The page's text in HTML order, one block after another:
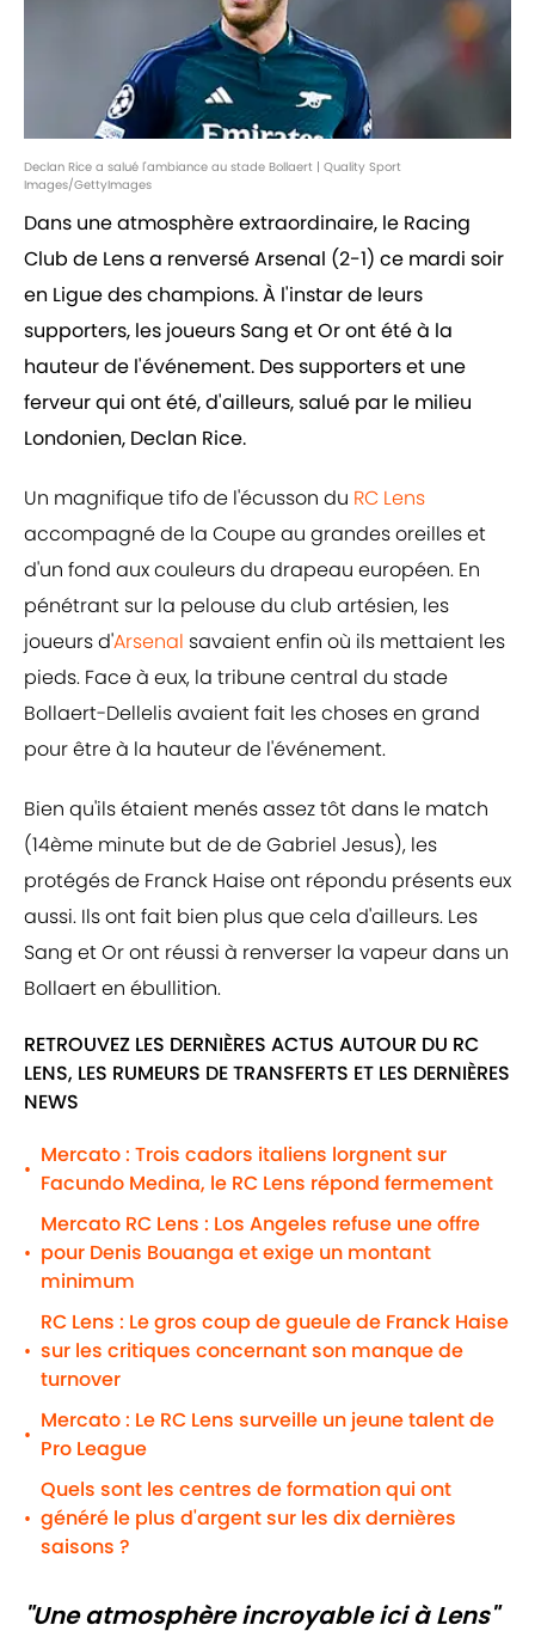
Declan Rice a salué l'ambiance au stade Bollaert | Quality Sport
Images/GettyImages
Dans une atmosphère extraordinaire, le Racing
Club de Lens a renversé Arsenal (2-1) ce mardi soir
en Ligue des champions. À l'instar de leurs
supporters, les joueurs Sang et Or ont été à la
hauteur de l'événement. Des supporters et une
ferveur qui ont été, d'ailleurs, salué par le milieu
Londonien, Declan Rice.
Un magnifique tifo de l'écusson du RC Lens
accompagné de la Coupe au grandes oreilles et
d'un fond aux couleurs du drapeau européen. En
pénétrant sur la pelouse du club artésien, les
joueurs d'Arsenal savaient enfin où ils mettaient les
pieds. Face à eux, la tribune central du stade
Bollaert-Dellelis avaient fait les choses en grand
pour être à la hauteur de l'événement.
Bien qu'ils étaient menés assez tôt dans le match
(14ème minute but de de Gabriel Jesus), les
protégés de Franck Haise ont répondu présents eux
aussi. Ils ont fait bien plus que cela d'ailleurs. Les
Sang et Or ont réussi à renverser la vapeur dans un
Bollaert en ébullition.
RETROUVEZ LES DERNIÈRES ACTUS AUTOUR DU RC
LENS, LES RUMEURS DE TRANSFERTS ET LES DERNIÈRES
NEWS
•
Mercato : Trois cadors italiens lorgnent sur
Facundo Medina, le RC Lens répond fermement
•
Mercato RC Lens : Los Angeles refuse une offre
pour Denis Bouanga et exige un montant
minimum
•
RC Lens : Le gros coup de gueule de Franck Haise
sur les critiques concernant son manque de
turnover
•
Mercato : Le RC Lens surveille un jeune talent de
Pro League
•
Quels sont les centres de formation qui ont
généré le plus d'argent sur les dix dernières
saisons ?
"Une atmosphère incroyable ici à Lens"